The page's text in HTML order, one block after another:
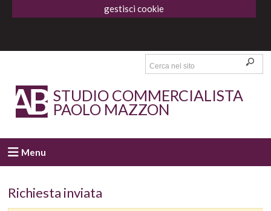
gestisci cookie
STUDIO COMMERCIALISTA
PAOLO MAZZON
Menu
Richiesta inviata